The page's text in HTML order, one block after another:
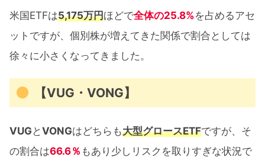
米国ETFは5,175万円ほどで全体の25.8%を占めるアセ
ットですが、個別株が増えてきた関係で割合としては
徐々に小さくなってきました。
【VUG・VONG】
VUG とVONGはどちらも大型グロースETFですが、そ
の割合は66.6％ もあり少しリスクを取りすぎな状況で